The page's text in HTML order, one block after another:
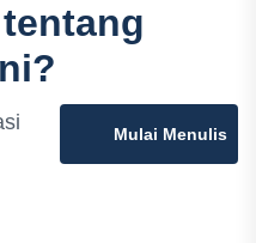
tentang
Mulai Menulis